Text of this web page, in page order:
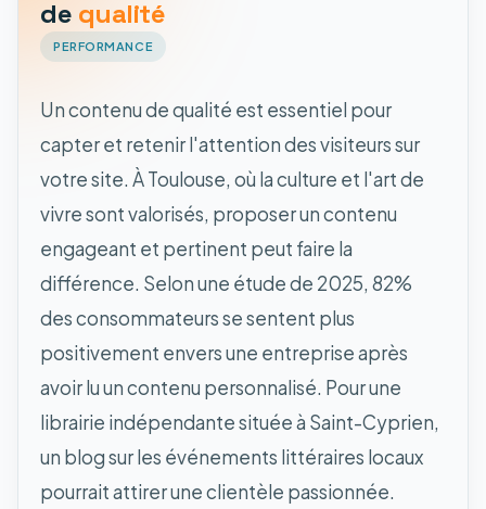
de qualité
PERFORMANCE
Un contenu de qualité est essentiel pour
capter et retenir l'attention des visiteurs sur
votre site. À Toulouse, où la culture et l'art de
vivre sont valorisés, proposer un contenu
engageant et pertinent peut faire la
différence. Selon une étude de 2025, 82%
des consommateurs se sentent plus
positivement envers une entreprise après
avoir lu un contenu personnalisé. Pour une
librairie indépendante située à Saint-Cyprien,
un blog sur les événements littéraires locaux
pourrait attirer une clientèle passionnée.